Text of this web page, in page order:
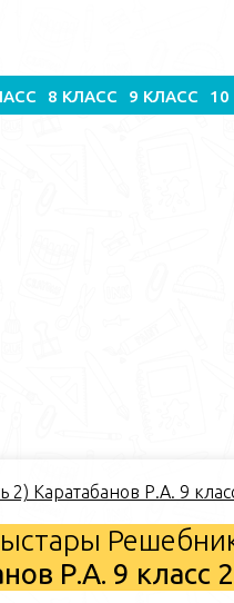
8 КЛАСС 9 КЛАСС
2) Каратабанов Р.А. 9
Р.А. 9